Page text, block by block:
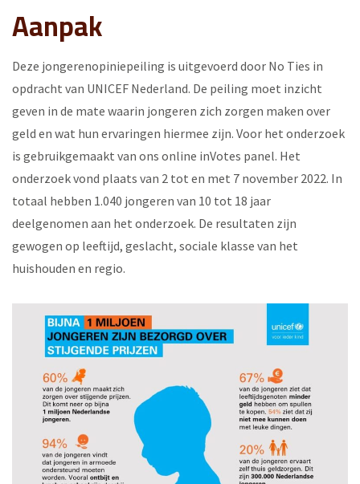
Aanpak
Deze jongerenopiniepeiling is uitgevoerd door No Ties in
opdracht van UNICEF Nederland. De peiling moet inzicht
geven in de mate waarin jongeren zich zorgen maken over
geld en wat hun ervaringen hiermee zijn. Voor het onderzoek
is gebruikgemaakt van ons online inVotes panel. Het
onderzoek vond plaats van 2 tot en met 7 november 2022. In
totaal hebben 1.040 jongeren van 10 tot 18 jaar
deelgenomen aan het onderzoek. De resultaten zijn
gewogen op leeftijd, geslacht, sociale klasse van het
huishouden en regio.